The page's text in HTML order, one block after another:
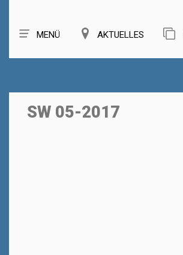
MENÜ AKTUELLES
SW 05-2017